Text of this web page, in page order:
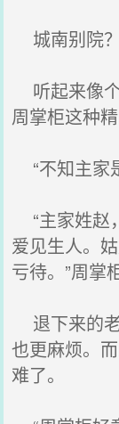
城南别院
听起来像
周掌柜这种
“不知主家
“主家姓赵
爱见生人。
亏待。”周掌
退下来的
也更麻烦。
难了。